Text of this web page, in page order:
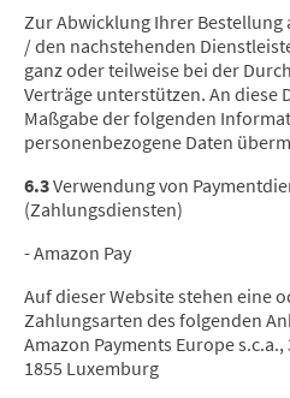
Zur Abwicklung Ihrer
/ den nachstehenden
ganz oder teilweise bei der
Verträge unterstützen. An diese
Maßgabe der folgenden
personenbezogene Daten
6.3Verwendung von
(Zahlungsdiensten)
- Amazon Pay
Auf dieser Website stehen eine
Zahlungsarten des folgenden
Amazon Payments Europe s.c.a.,
1855 Luxemburg